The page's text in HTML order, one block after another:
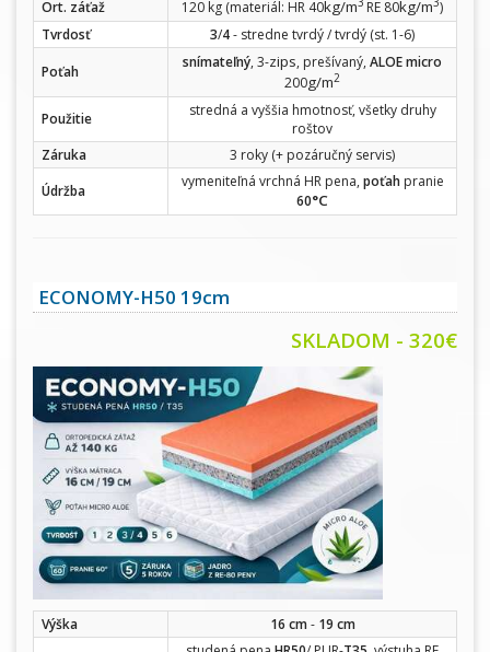
Ort. záťaž 120 kg (materiál: HR 40kg/m RE 80kg/m )
Tvrdosť
3/4- stredne tvrdý / tvrdý (st. 1-6)
Poťah
snímateľný, 3-zips, prešívaný, ALOE micro
200g/m2
Použitie
stredná a vyššia hmotnosť, všetky druhy
roštov
Záruka
3 roky (+ pozáručný servis)
Údržba
vymeniteľná vrchná HR pena, poťahpranie
60°C
ECONOMY-H50 19cm
SKLADOM - 320€
Výška 16 cm- 19 cm